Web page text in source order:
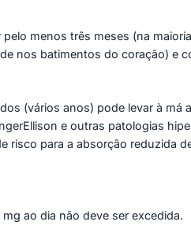
pelo menos três meses (na
nos batimentos do coração) e
(vários anos) pode levar à má
e outras patologias
para a absorção reduzida
ao dia não deve ser excedida.